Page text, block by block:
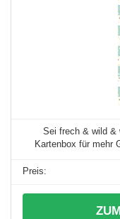
Sei frech & wild &
Kartenbox für mehr